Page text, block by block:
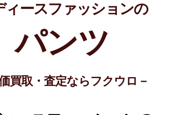
ィースファッションの
パンツ
買取・査定ならフクウロ－